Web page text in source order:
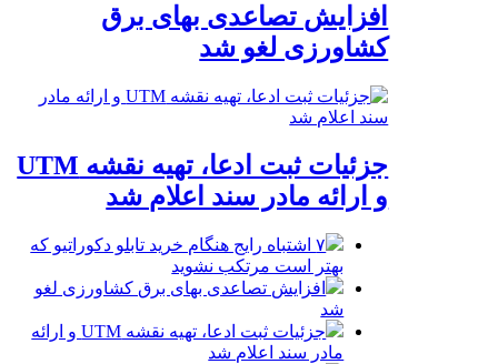
افزایش تصاعدی بهای برق
کشاورزی لغو شد
جزئیات ثبت ادعا، تهیه نقشه UTM
و ارائه مادر سند اعلام شد
۷ اشتباه رایج هنگام خرید تابلو دکوراتیو که
بهتر است مرتکب نشوید
افزایش تصاعدی بهای برق کشاورزی لغو
شد
جزئیات ثبت ادعا، تهیه نقشه UTM و ارائه
مادر سند اعلام شد